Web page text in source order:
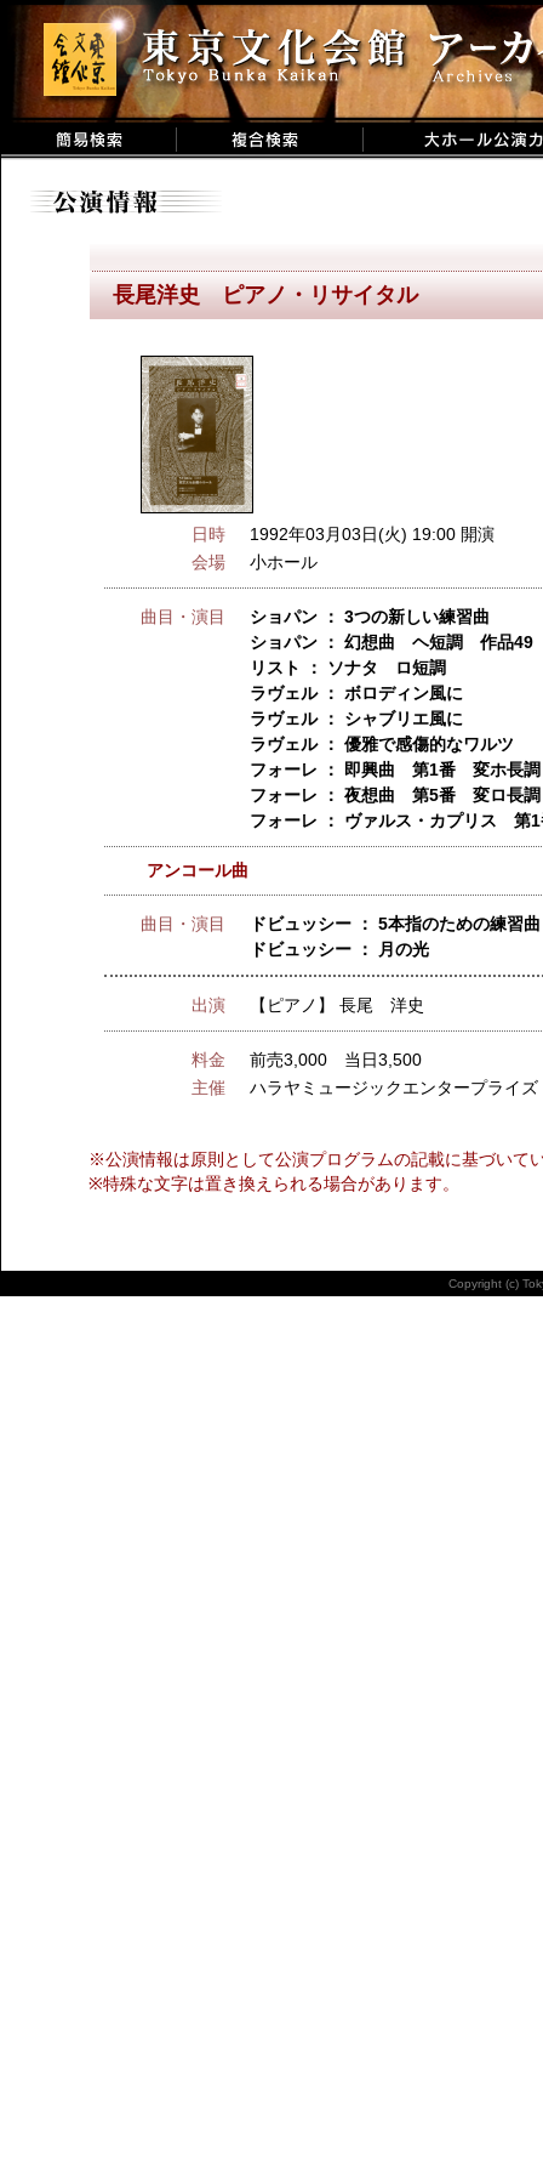
長尾洋史 ピアノ・リサイタル
日時
1992年03月03日(火) 19:00 開演
会場
小ホール
曲目・演目
ショパン ： 3つの新しい練習曲
ショパン ： 幻想曲 ヘ短調 作品49
リスト ： ソナタ ロ短調
ラヴェル ： ボロディン風に
ラヴェル ： シャブリエ風に
ラヴェル ： 優雅で感傷的なワルツ
フォーレ ： 即興曲 第1番 変ホ長
フォーレ ： 夜想曲 第5番 変ロ長
フォーレ ： ヴァルス・カプリス
アンコール曲
曲目・演目
ドビュッシー ： 5本指のための練習曲
ドビュッシー ： 月の光
出演 【ピアノ】長尾 洋史
料金
前売3,000 当日3,500
主催
ハラヤミュージックエンタープライズ
※公演情報は原則として公演プログラムの記載に基づいて
※特殊な文字は置き換えられる場合があります。
Copyright (c)